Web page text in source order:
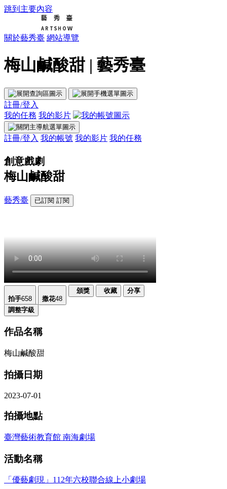
跳到主要內容
關於藝秀臺 網站導覽
梅山鹹酸甜 | 藝秀臺
註冊/登入
我的任務 我的影片
註冊/登入 我的帳號 我的影片 我的任務
創意戲劇
梅山鹹酸甜
藝秀臺 已訂閱 訂閱
拍手658 撒花48
頒獎 收藏 分享
調整字級
作品名稱
梅山鹹酸甜
拍攝日期
2023-07-01
拍攝地點
臺灣藝術教育館 南海劇場
活動名稱
「優藝劇現」112年六校聯合線上小劇場